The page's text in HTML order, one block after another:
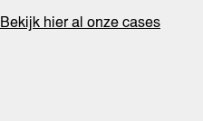
Bekijk hier al onze cases